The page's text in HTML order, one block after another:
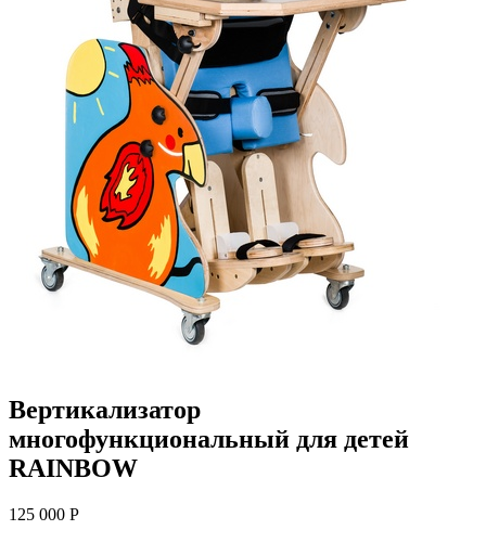
Вертикализатор
многофункциональный для детей
RAINBOW
125 000 Р